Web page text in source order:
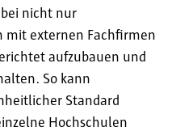
nicht nur
mit externen Fachfirmen
aufzubauen und
So kann
Standard
Hochschulen